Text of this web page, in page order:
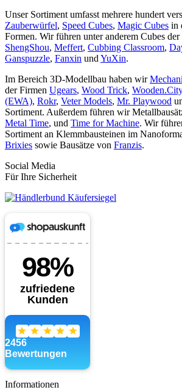
Unser Sortiment umfasst mehrere hundert
Zauberwürfel, Speed Cubes, Magic Cubes in
Formen. Wir führen unter anderem Cubes
ShengShou, Meffert, Cubbing Classroom,
Ganspuzzle, Fanxin und YuXin.
Im Bereich 3D-Modellbau haben wir
der Firmen Ugears, Wood Trick, Wooden.City
(EWA), Rokr, Veter Models, Mr. Playwood
Sortiment. Außerdem führen wir
Metal Time, und Time for Machine. Wir
Sortiment an Klemmbausteinen im
Brixies sowie Bausätze von Franzis.
Social Media
Für Ihre Sicherheit
Informationen